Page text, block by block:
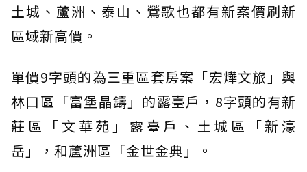
土城、蘆洲、泰山、鶯歌也都有新案價刷新
區域新高價。
單價9字頭的為三重區套房案「宏燁文旅」與
林口區「富堡晶鑄」的露臺戶，8字頭的有新
莊區「文華苑」露臺戶、土城區「新濠
岳」，和蘆洲區「金世金典」。